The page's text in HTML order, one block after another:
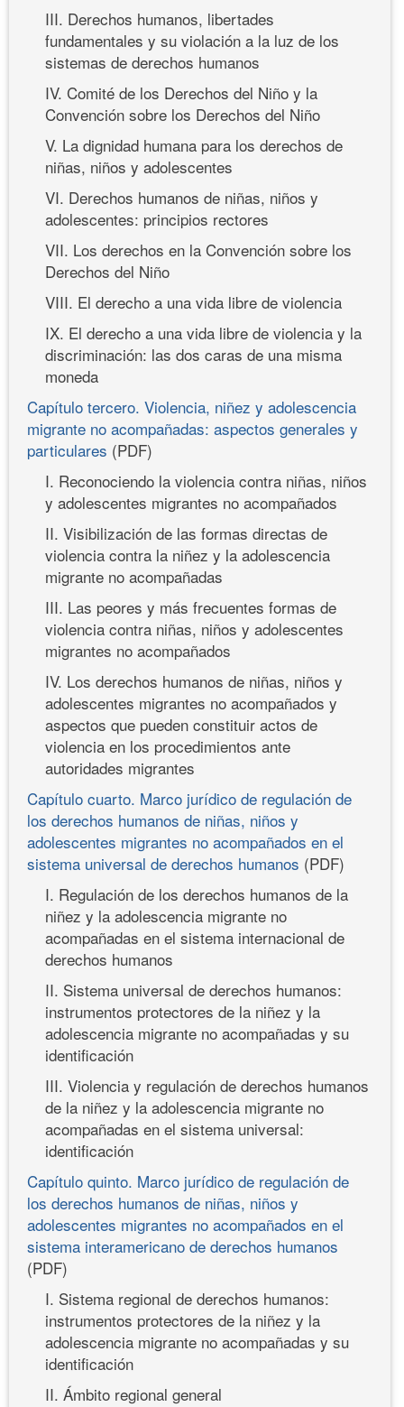
III. Derechos humanos, libertades
fundamentales y su violación a la luz de los
sistemas de derechos humanos
IV. Comité de los Derechos del Niño y la
Convención sobre los Derechos del Niño
V. La dignidad humana para los derechos de
niñas, niños y adolescentes
VI. Derechos humanos de niñas, niños y
adolescentes: principios rectores
VII. Los derechos en la Convención sobre los
Derechos del Niño
VIII. El derecho a una vida libre de violencia
IX. El derecho a una vida libre de violencia y la
discriminación: las dos caras de una misma
moneda
Capítulo tercero. Violencia, niñez y adolescencia
migrante no acompañadas: aspectos generales y
particulares (PDF)
I. Reconociendo la violencia contra niñas, niños
y adolescentes migrantes no acompañados
II. Visibilización de las formas directas de
violencia contra la niñez y la adolescencia
migrante no acompañadas
III. Las peores y más frecuentes formas de
violencia contra niñas, niños y adolescentes
migrantes no acompañados
IV. Los derechos humanos de niñas, niños y
adolescentes migrantes no acompañados y
aspectos que pueden constituir actos de
violencia en los procedimientos ante
autoridades migrantes
Capítulo cuarto. Marco jurídico de regulación de
los derechos humanos de niñas, niños y
adolescentes migrantes no acompañados en el
sistema universal de derechos humanos (PDF)
I. Regulación de los derechos humanos de la
niñez y la adolescencia migrante no
acompañadas en el sistema internacional de
derechos humanos
II. Sistema universal de derechos humanos:
instrumentos protectores de la niñez y la
adolescencia migrante no acompañadas y su
identificación
III. Violencia y regulación de derechos humanos
de la niñez y la adolescencia migrante no
acompañadas en el sistema universal:
identificación
Capítulo quinto. Marco jurídico de regulación de
los derechos humanos de niñas, niños y
adolescentes migrantes no acompañados en el
sistema interamericano de derechos humanos
(PDF)
I. Sistema regional de derechos humanos:
instrumentos protectores de la niñez y la
adolescencia migrante no acompañadas y su
identificación
II. Ámbito regional general